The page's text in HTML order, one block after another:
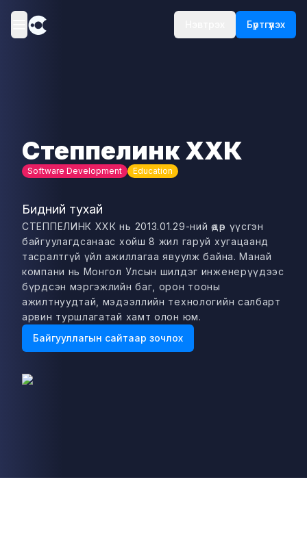
Бүртгүүлэх
Степпелинк ХХК
Software Development Education
Бидний тухай
СТЕППЕЛИНК ХХК нь 2013.01.29-ний өдөр үүсгэн
байгуулагдсанаас хойш 8 жил гаруй хугацаанд
тасралтгүй үйл ажиллагаа явуулж байна. Манай
компани нь Монгол Улсын шилдэг инженерүүдээс
бүрдсэн мэргэжлийн баг, орон тооны
ажилтнуудтай, мэдээллийн технологийн салбарт
арвин туршлагатай хамт олон юм.
Байгууллагын сайтаар зочлох